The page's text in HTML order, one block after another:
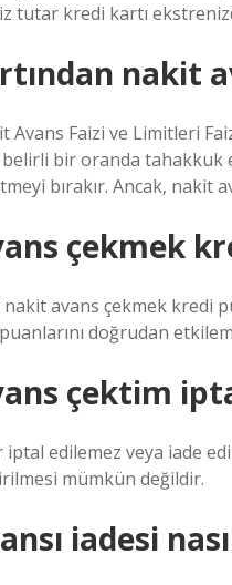
tutar kredi kartı
nakit
Avans Faizi ve Limitleri
bir oranda tahakkuk
bırakır. Ancak, nakit
çekmek
avans çekmek kredi
doğrudan
çektim
edilemez veya iade
mümkün değildir.
iadesi